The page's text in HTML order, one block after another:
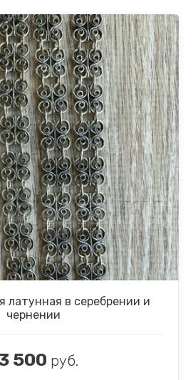
латунная в серебрении и
чернении
500 руб.